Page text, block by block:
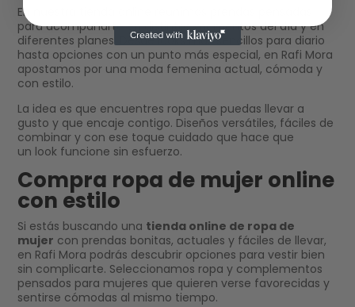
En nuestra tienda online reunimos prendas pensadas
para acompañarte en distintos momentos del día y en
diferentes planes. Desde looks más sencillos para diario
hasta opciones con un punto más especial, en Rafi Mora
apostamos por una moda femenina actual, cómoda y
con estilo.
La idea es que encuentres ropa que puedas llevar a
gusto y que encaje contigo. Diseños versátiles, fáciles de
combinar y con ese toque cuidado que hace que
un look funcione sin esfuerzo.
Compra ropa de mujer online
con estilo
Si estás buscando una tienda online de ropa de
mujer con prendas bonitas, actuales y fáciles de llevar,
en Rafi Mora podrás descubrir opciones para vestir bien
sin complicarte. Seleccionamos ropa y complementos
pensados para mujeres que quieren verse favorecidas y
sentirse cómodas al mismo tiempo.